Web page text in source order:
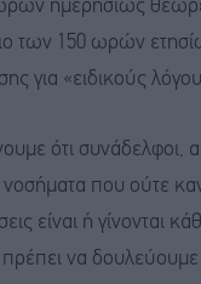
ημερησίως
των 150 ωρών
για «ειδικούς
ότι συνάδελφοι,
που ούτε
είναι ή γίνονται
πρέπει να